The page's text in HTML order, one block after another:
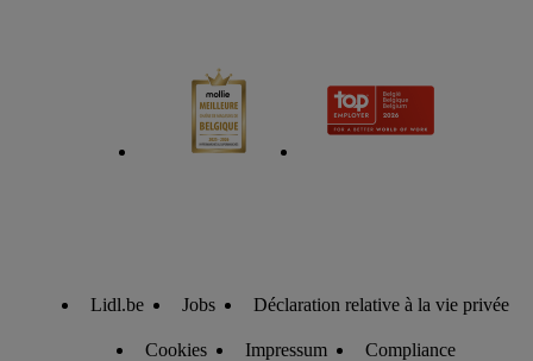
Lidl.be Jobs Déclaration relative à la vie privée
Cookies Impressum Compliance